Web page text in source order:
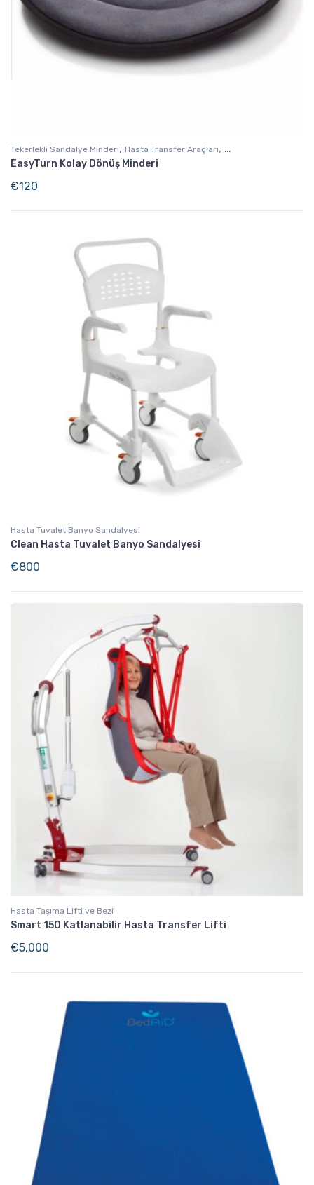
Tekerlekli Sandalye Minderi, Hasta Transfer Araçları,
Günlük Yaşam Destek
EasyTurn Kolay Dönüş Minderi
€120
Hasta Tuvalet Banyo Sandalyesi
Clean Hasta Tuvalet Banyo Sandalyesi
€800
Hasta Taşıma Lifti ve Bezi
Smart 150 Katlanabilir Hasta Transfer Lifti
€5,000